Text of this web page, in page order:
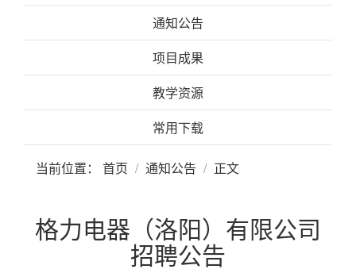
通知公告
项目成果
教学资源
常用下载
当前位置： 首页 通知公告 正文
格力电器（洛阳）有限公司
招聘公告